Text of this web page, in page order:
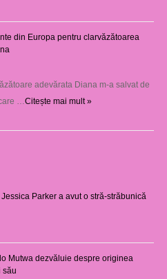
din Europa pentru clarvăzătoarea
adevărata Diana m-a salvat de
… Citește mai mult »
Parker a avut o stră-străbunică
Mutwa dezvăluie despre originea
său